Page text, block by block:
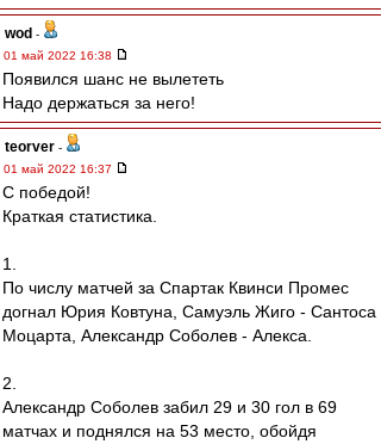
wod -
01 май 2022 16:38
Появился шанс не вылететь
Надо держаться за него!
teorver -
01 май 2022 16:37
С победой!
Краткая статистика.
1.
По числу матчей за Спартак Квинси Промес
догнал Юрия Ковтуна, Самуэль Жиго - Сантоса
Моцарта, Александр Соболев - Алекса.
2.
Александр Соболев забил 29 и 30 гол в 69
матчах и поднялся на 53 место, обойдя